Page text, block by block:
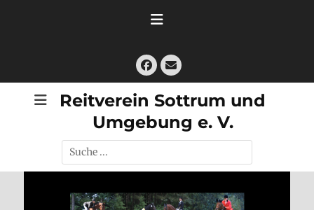
Facebook
E-
Mail
Reitverein Sottrum und
Umgebung e. V.
Suche
nach: